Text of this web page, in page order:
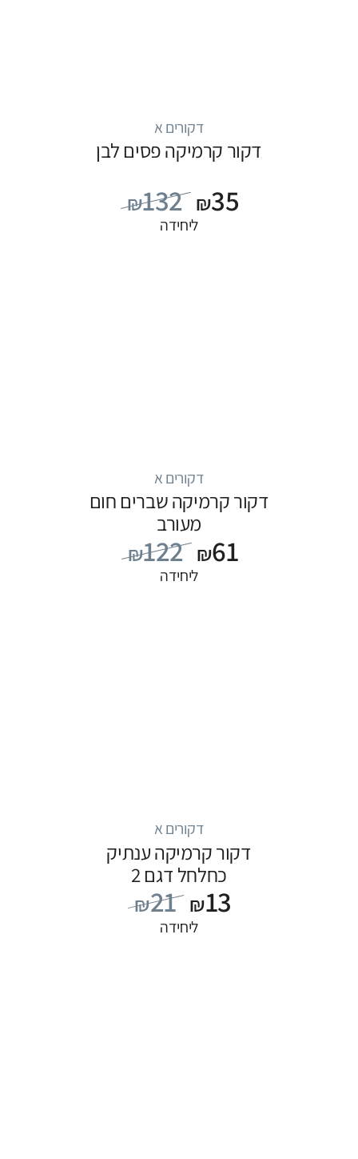
דקורים א
דקור קרמיקה פסים לבן
₪132 ₪35
ליחידה
דקורים א
דקור קרמיקה שברים חום
מעורב
₪122 ₪61
ליחידה
דקורים א
דקור קרמיקה ענתיק
כחלחל דגם 2
₪21 ₪13
ליחידה